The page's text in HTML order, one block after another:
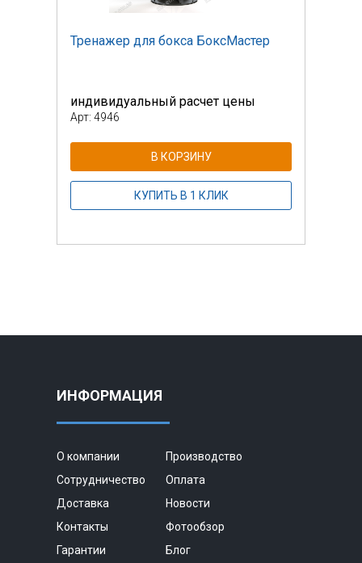
Тренажер для бокса БоксМастер
индивидуальный расчет цены
Арт: 4946
В КОРЗИНУ
КУПИТЬ В 1 КЛИК
ИНФОРМАЦИЯ
О компании
Производство
Сотрудничество
Оплата
Доставка
Новости
Контакты
Фотообзор
Гарантии
Блог